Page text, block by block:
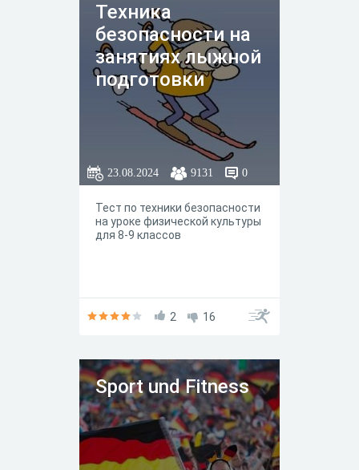
Техника
безопасности на
занятиях лыжной
подготовки
23.08.2024 9131 0
Тест по техники безопасности
на уроке физической культуры
для 8-9 классов
2 16
Sport und Fitness